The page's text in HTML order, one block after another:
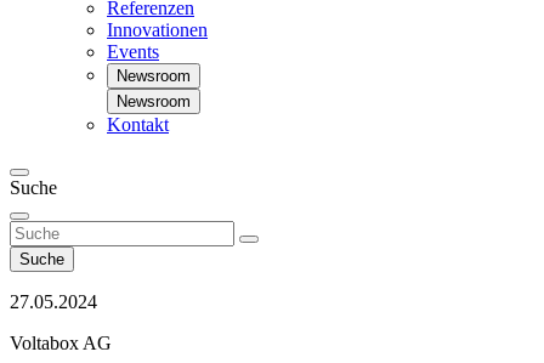
Referenzen
Innovationen
Events
Newsroom
Newsroom
Kontakt
Suche
Suche
27.05.2024
Voltabox AG